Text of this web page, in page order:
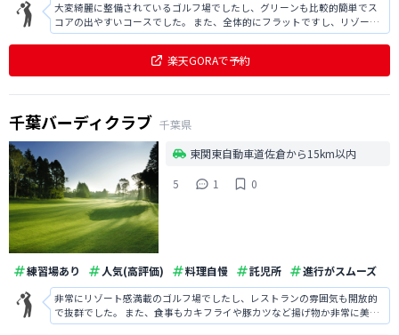
大変綺麗に整備されているゴルフ場でしたし、グリーンも比較的簡単でス
コアの出やすいコースでした。 また、全体的にフラットですし、リゾート
感もあり気持ちよくラウンドできます。
楽天GORAで予約
千葉バーディクラブ 千葉県
東関東自動車道佐倉から15km以内
5
1 0
練習場あり 人気(高評価) 料理自慢 託児所 進行がスムーズ
非常にリゾート感満載のゴルフ場でしたし、レストランの雰囲気も開放的
で抜群でした。 また、食事もカキフライや豚カツなど揚げ物か非常に美味
しかったですし、全体的に大変クオリティの高い料理で絶品でした。